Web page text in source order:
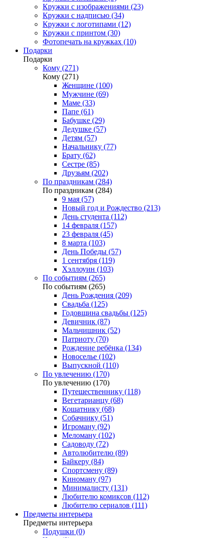
Кружки с изображениями (23)
Кружки с надписью (34)
Кружки с логотипами (12)
Кружки с принтом (30)
Фотопечать на кружках (10)
Подарки
Подарки
Кому (271)
Кому (271)
Женщине (100)
Мужчине (69)
Маме (33)
Папе (61)
Бабушке (29)
Дедушке (57)
Детям (57)
Начальнику (77)
Брату (62)
Сестре (85)
Друзьям (202)
По праздникам (284)
По праздникам (284)
9 мая (57)
Новый год и Рождество (213)
День студента (112)
14 февраля (157)
23 февраля (45)
8 марта (103)
День Победы (57)
1 сентября (119)
Хэллоуин (103)
По событиям (265)
По событиям (265)
День Рождения (209)
Свадьба (125)
Годовщина свадьбы (125)
Девичник (87)
Мальчишник (52)
Патриоту (70)
Рождение ребёнка (134)
Новоселье (102)
Выпускной (110)
По увлечению (170)
По увлечению (170)
Путешественнику (118)
Вегетарианцу (68)
Кошатнику (68)
Собачнику (51)
Игроману (92)
Меломану (102)
Садоводу (72)
Автолюбителю (89)
Байкеру (84)
Спортсмену (89)
Киноману (97)
Минималисту (131)
Любителю комиксов (112)
Любителю сериалов (111)
Предметы интерьера
Предметы интерьера
Подушки (0)